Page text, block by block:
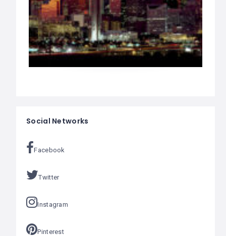
Social Networks
Facebook
Twitter
Instagram
Pinterest